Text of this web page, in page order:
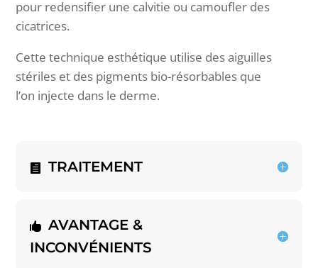
pour redensifier une calvitie ou camoufler des
cicatrices.
Cette technique esthétique utilise des aiguilles
stériles et des pigments bio-résorbables que
l’on injecte dans le derme.
TRAITEMENT
AVANTAGE &
INCONVÉNIENTS